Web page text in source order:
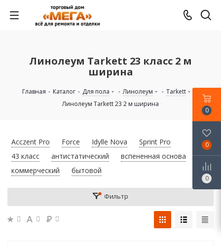
Линолеум Tarkett 23 класс 2 м
ширина
Главная - Каталог - Для пола - Линолеум - Tarkett
Линолеум Tarkett 23 2 м ширина
Acczent Pro Force Idylle Nova
Sprint Pro
43 класс
антистатический
вспененная основа
коммерческий
бытовой
Фильтр
0
0
0